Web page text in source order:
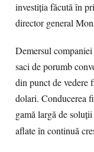
investiţia făcută în
director general
Demersul
saci de porumb
din punct de vedere
dolari. Conducerea
gamă largă de
aflate în continuă